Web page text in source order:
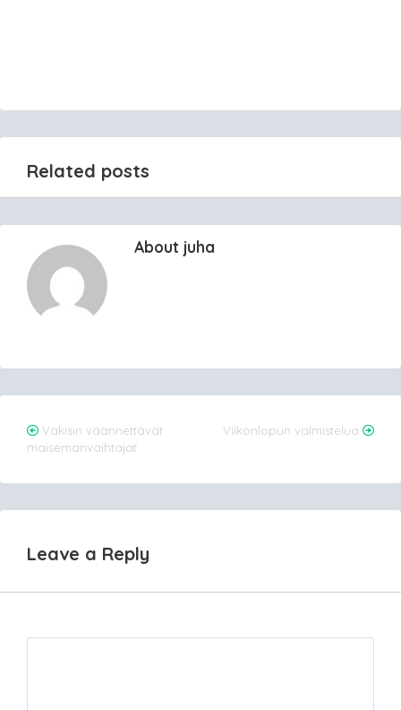
Related posts
About juha
Post
navigation
Väkisin väännettävät
maisemanvaihtajat
Viikonlopun valmistelua
Leave a Reply